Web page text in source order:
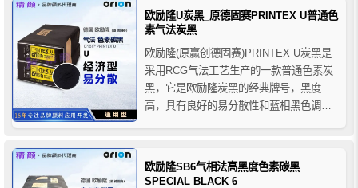
计师提供了高喷射涂料可能性，广泛适用
于各种中高端涂料工业领域，如汽车OEM
欧励隆U炭黑_原德固赛PRINTEX U普通色
素气法炭黑
欧励隆(原赢创德固赛)PRINTEX U炭黑是
采用RCG气法工艺生产的一款普通色素炭
黑，它是欧励隆炭黑的经典牌号，黑度
高，具有良好的易分散性和蓝相黑色调，
车漆、工业涂料、印刷油墨及复写油墨、
纸张、碳纸、打印机色带、塑料和合成纤
欧励隆SB6气相法高黑度色素碳黑
SPECIAL BLACK 6